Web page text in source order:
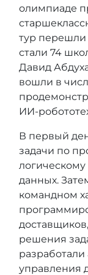
олимпиаде
тур перешли
стали 74
Давид
вошли в
ИИ-
В первый
задачи по
данных.
командном
решения
управления